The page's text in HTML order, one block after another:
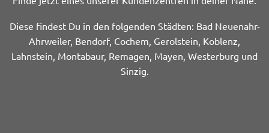
Diese findest Du in den folgenden Städten: Bad Neuenahr-
Ahrweiler, Bendorf, Cochem, Gerolstein, Koblenz,
Lahnstein, Montabaur, Remagen, Mayen, Westerburg und
Sinzig.